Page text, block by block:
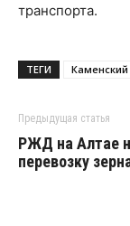
транспорта.
ТЕГИ
Предыдущая статья
РЖД на Алтае
перевозку